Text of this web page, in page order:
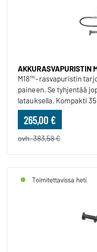
AKKURASVAPURISTIN
M18™-rasvapuristin
paineen. Se tyhjentää
latauksella. Kompakti
265,00 €
ovh. 383,58 €
Toimitettavissa heti